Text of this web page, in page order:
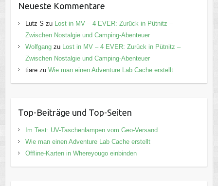
Neueste Kommentare
Lutz S zu
Lost in MV – 4 EVER: Zurück in Pütnitz –
Zwischen Nostalgie und Camping-Abenteuer
Wolfgangzu
Lost in MV – 4 EVER: Zurück in Pütnitz –
Zwischen Nostalgie und Camping-Abenteuer
tiarezu Wie man einen Adventure Lab Cache erstellt
Top-Beiträge und Top-Seiten
Im Test: UV-Taschenlampen vom Geo-Versand
Wie man einen Adventure Lab Cache erstellt
Offline-Karten in Whereyougo einbinden